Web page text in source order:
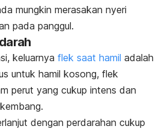
mungkin merasakan nyeri
pada panggul.
keluarnya flek saat hamil adalah
untuk hamil kosong, flek
perut yang cukup intens dan
dengan perdarahan cukup